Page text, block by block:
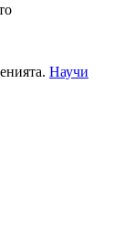
Научи